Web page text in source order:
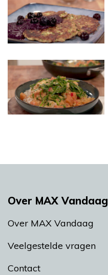
Over MAX Vandaag
Over MAX Vandaag
Veelgestelde vragen
Contact